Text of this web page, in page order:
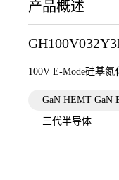
产品概述
100V E-Mode硅基氮
GaN HEMT GaN
三代半导体